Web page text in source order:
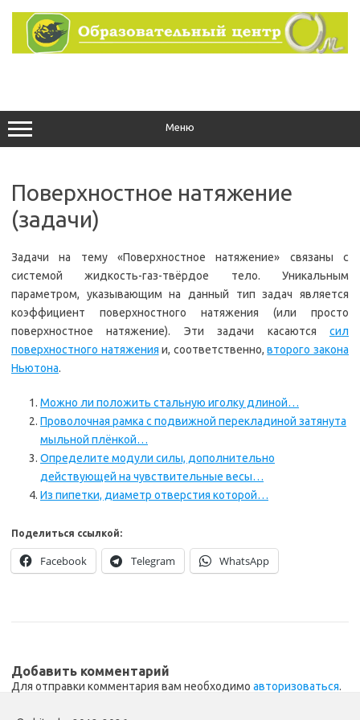
содержимому
Меню
Поверхностное натяжение
(задачи)
Задачи на тему «Поверхностное натяжение» связаны с
системой жидкость-газ-твёрдое тело. Уникальным
параметром, указывающим на данный тип задач является
коэффициент поверхностного натяжения (или просто
поверхностное натяжение). Эти задачи касаются сил
поверхностного натяжения и, соответственно,второго закона
Ньютона.
Можно ли положить стальную иголку длиной…
Проволочная рамка с подвижной перекладиной затянута
мыльной плёнкой…
Определите модули силы, дополнительно
действующей на чувствительные весы…
Из пипетки, диаметр отверстия которой…
Поделиться ссылкой:
Facebook Telegram WhatsApp
Добавить комментарий
Для отправки комментария вам необходимо авторизоваться.